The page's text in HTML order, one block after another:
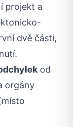
projekt a
dvě části,
od
orgány